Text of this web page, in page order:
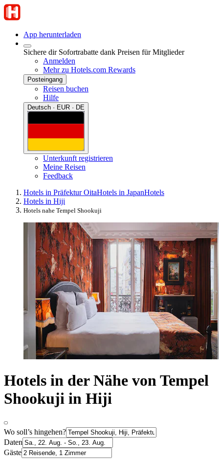
App herunterladen
Sichere dir Sofortrabatte dank Preisen für Mitglieder
Anmelden
Mehr zu Hotels.com Rewards
Posteingang
Reisen buchen
Hilfe
Deutsch · EUR · DE
Unterkunft registrieren
Meine Reisen
Feedback
Hotels in Präfektur OitaHotels in JapanHotels
Hotels in Hiji
Hotels nahe Tempel Shookuji
Hotels in der Nähe von Tempel
Shookuji in Hiji
Wo soll’s hingehen?
Daten
Gäste